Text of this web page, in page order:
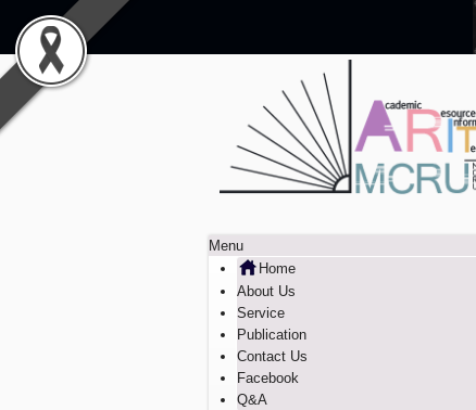
Menu
Home
About Us
Service
Publication
Contact Us
Facebook
Q&A